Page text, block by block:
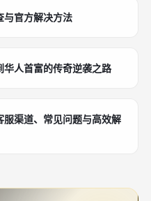
与官方解决方法
华人首富的传奇逆袭之路
渠道、常见问题与高效解